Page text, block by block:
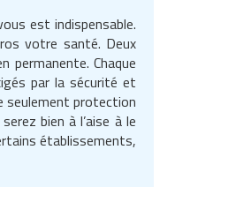
est indispensable.
votre santé. Deux
permanente. Chaque
par la sécurité et
seulement protection
bien à l’aise à le
établissements,